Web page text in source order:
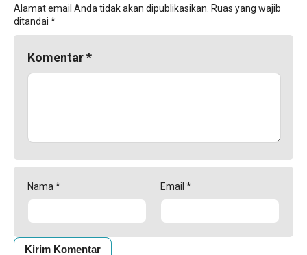
Alamat email Anda tidak akan dipublikasikan. Ruas yang wajib
ditandai *
Komentar*
Nama * Email *